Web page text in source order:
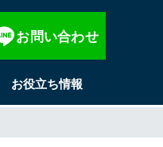
お役立ち情報